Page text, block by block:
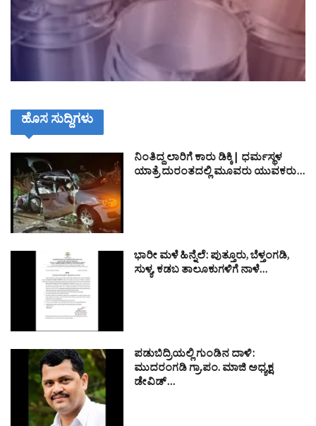
ಹೊಸ ಸುದ್ದಿಗಳು
ನಿಂತಿದ್ದ ಲಾರಿಗೆ ಕಾರು ಡಿಕ್ಕಿ| ಧರ್ಮಸ್ಥಳ
ಯಾತ್ರೆ ದುರಂತದಲ್ಲಿ ಮೂವರು ಯುವಕರು…
ಭಾರೀ ಮಳೆ ಹಿನ್ನೆಲೆ: ಪುತ್ತೂರು, ಬೆಳ್ತಂಗಡಿ,
ಸುಳ್ಯ, ಕಡಬ ತಾಲೂಕುಗಳಿಗೆ ನಾಳೆ…
ಪಡುಬಿದ್ರಿಯಲ್ಲಿ ಗುಂಡಿನ ದಾಳಿ:
ಮುದರಂಗಡಿ ಗ್ರಾ.ಪಂ. ಮಾಜಿ ಅಧ್ಯಕ್ಷ
ಡೇವಿಡ್…